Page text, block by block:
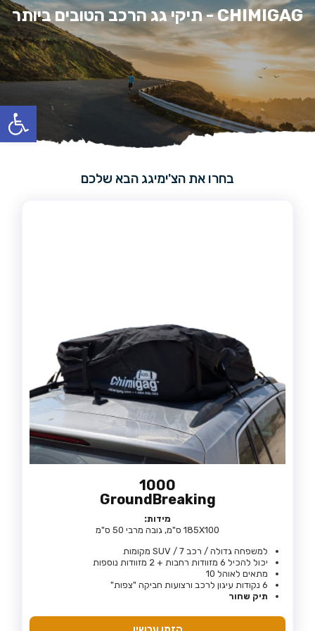
פתח
CHIMIGAG - תיקי גג הרכב הטובים ביותר
בחרו את הצ'ימיגג הבא שלכם
1000
GroundBreaking
מידות:
185X100 ס"מ, גובה מרבי 50 ס"מ
למשפחה גדולה / רכב SUV / 7 מקומות
יכול להכיל 6 מזוודות רחבות + 2 מזוודות נוספות
מתאים לאוהל 10
6 נקודות עיגון לרכב ורצועות חביקה "צפות"
תיק שחור